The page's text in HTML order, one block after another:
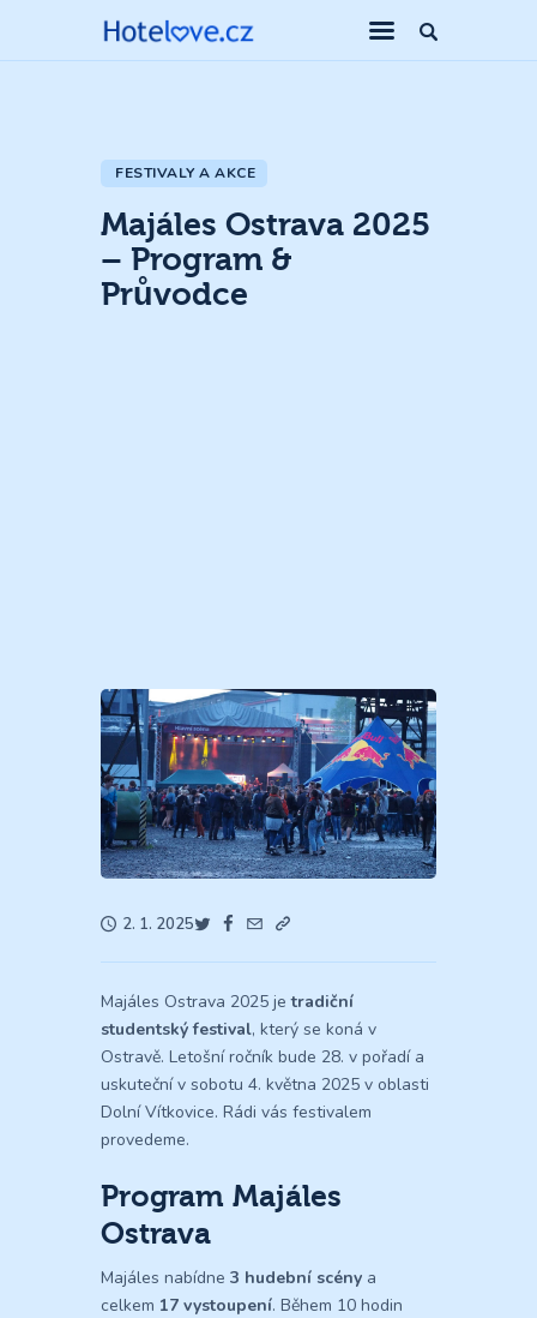
FESTIVALY A AKCE
Majáles Ostrava 2025
– Program &
Průvodce
2. 1. 2025
Majáles Ostrava 2025 jetradiční
studentský festival, který se koná v
Ostravě. Letošní ročník bude 28. v pořadí a
uskuteční v sobotu 4. května 2025 v oblasti
Dolní Vítkovice. Rádi vás festivalem
provedeme.
Program Majáles
Ostrava
Majáles nabídne 3 hudební scény a
celkem 17 vystoupení. Během 10 hodin